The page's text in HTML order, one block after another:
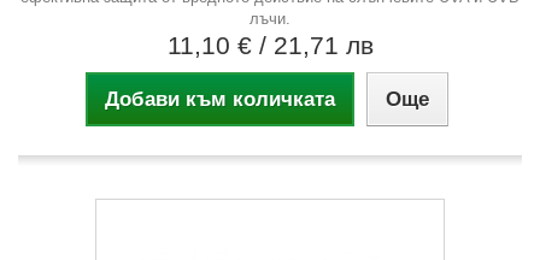
лъчи.
11,10 € / 21,71 лв
Добави към количката Още